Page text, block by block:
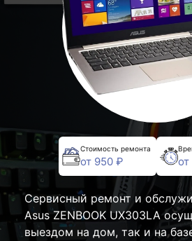
Стоимость ремонта
от 950 ₽
Сервисный ремонт и
Asus ZENBOOK UX303LA
выездом на дом, так и на